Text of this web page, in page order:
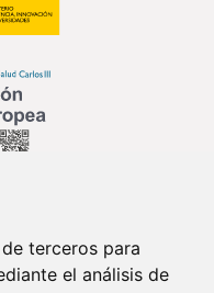
terceros para
el análisis de